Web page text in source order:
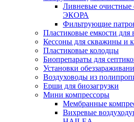
Ливневые
ЭКОРА
Фильтрующие
Пластиковые емкости для
Кессоны для скважины и
Пластиковые колодцы
Биопрепараты для
Установки
Воздуховоды из
Ерши для биозагрузки
Мини компрессоры
Мембранные
Вихревые